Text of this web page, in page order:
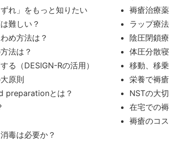
ずれ」をもっと知りたい
難しい？
め方法は？
法は？
る（DESIGN-Rの活用）
原則
preparationとは？
毒は必要か？
褥瘡治療
ラップ療
陰圧閉鎖
体圧分散
移動、移
栄養で褥
NSTの大
在宅での
褥瘡のコ